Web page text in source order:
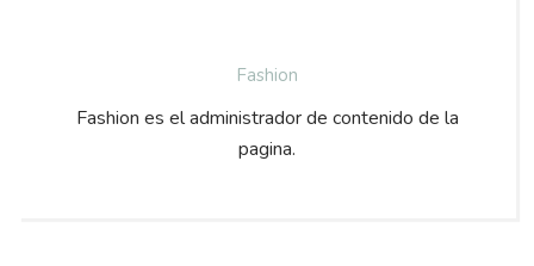
Fashion
Fashion es el administrador de contenido de la
pagina.